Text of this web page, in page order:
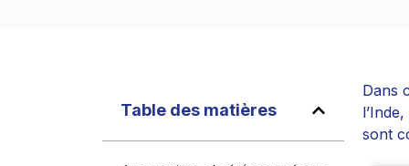
Table des matières
Dans
sont